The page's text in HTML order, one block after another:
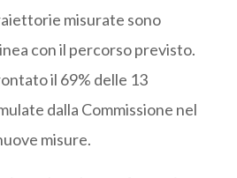
misurate sono
con il percorso previsto.
il 69% delle 13
dalla Commissione nel
misure.